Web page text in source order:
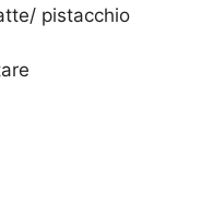
pistacchio